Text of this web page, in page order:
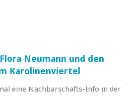
Neumann und den
Karolinenviertel
eine Nachbarschafts-Info in der